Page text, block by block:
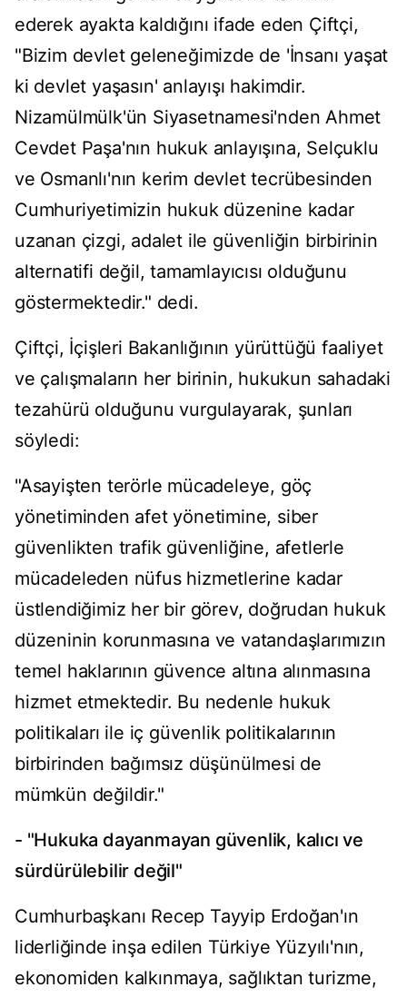
ederek ayakta kaldığını ifade eden Çiftçi,
"Bizim devlet geleneğimizde de 'İnsanı yaşat
ki devlet yaşasın' anlayışı hakimdir.
Nizamülmülk'ün Siyasetnamesi'nden Ahmet
Cevdet Paşa'nın hukuk anlayışına, Selçuklu
ve Osmanlı'nın kerim devlet tecrübesinden
Cumhuriyetimizin hukuk düzenine kadar
uzanan çizgi, adalet ile güvenliğin birbirinin
alternatifi değil, tamamlayıcısı olduğunu
göstermektedir." dedi.
Çiftçi, İçişleri Bakanlığının yürüttüğü faaliyet
ve çalışmaların her birinin, hukukun sahadaki
tezahürü olduğunu vurgulayarak, şunları
söyledi:
"Asayişten terörle mücadeleye, göç
yönetiminden afet yönetimine, siber
güvenlikten trafik güvenliğine, afetlerle
mücadeleden nüfus hizmetlerine kadar
üstlendiğimiz her bir görev, doğrudan hukuk
düzeninin korunmasına ve vatandaşlarımızın
temel haklarının güvence altına alınmasına
hizmet etmektedir. Bu nedenle hukuk
politikaları ile iç güvenlik politikalarının
birbirinden bağımsız düşünülmesi de
mümkün değildir."
- "Hukuka dayanmayan güvenlik, kalıcı ve
sürdürülebilir değil"
Cumhurbaşkanı Recep Tayyip Erdoğan'ın
liderliğinde inşa edilen Türkiye Yüzyılı'nın,
ekonomiden kalkınmaya, sağlıktan turizme,